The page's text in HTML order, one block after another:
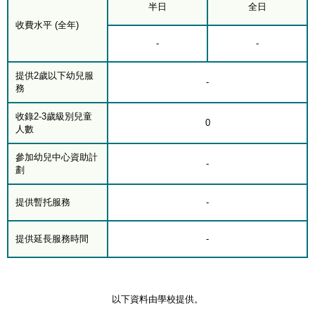
收費水平 (全年)
半日 全日
- -
提供2歲以下幼兒服
務
-
收錄2-3歲級別兒童
人數
0
參加幼兒中心資助計
劃
-
提供暫托服務 -
提供延長服務時間 -
以下資料由學校提供。